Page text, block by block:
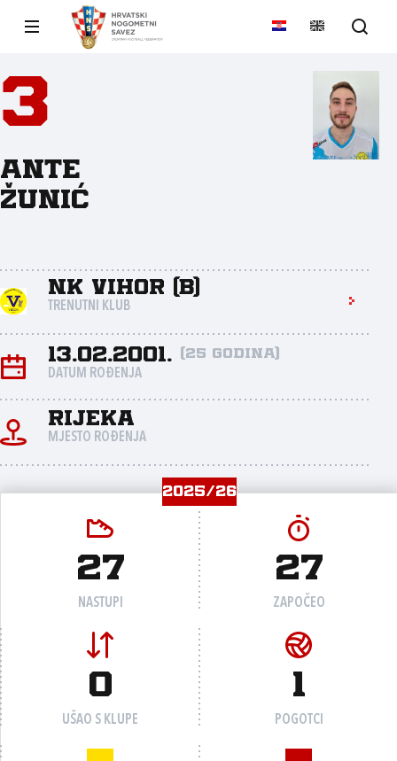
3
Ante
Žunić
NK Vihor (B)
TRENUTNI KLUB
13.02.2001. (25 godina)
DATUM ROĐENJA
Rijeka
MJESTO ROĐENJA
2025/26
27
NASTUPI
27
ZAPOČEO
0
UŠAO S KLUPE
1
POGOTCI